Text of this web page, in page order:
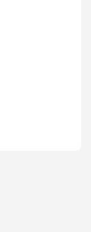
Runner 2